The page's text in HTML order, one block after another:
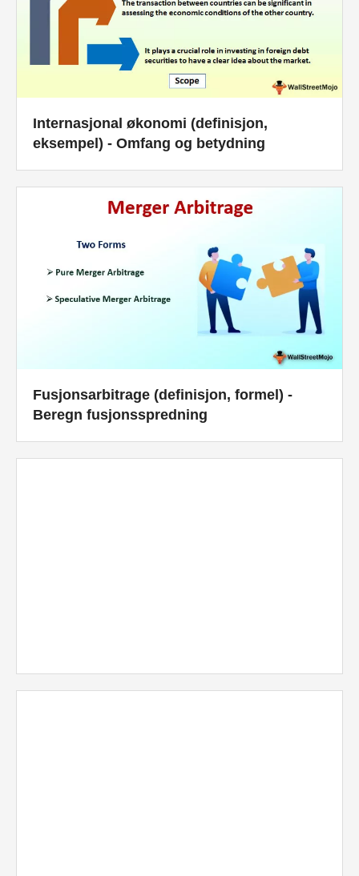
Internasjonal økonomi (definisjon,
eksempel) - Omfang og betydning
Fusjonsarbitrage (definisjon, formel) -
Beregn fusjonsspredning